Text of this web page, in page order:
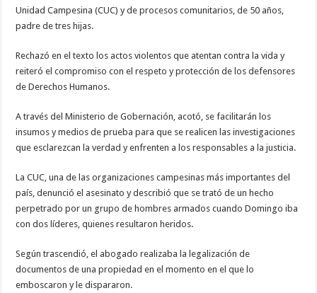
Unidad Campesina (CUC) y de procesos comunitarios, de 50 años,
padre de tres hijas.
Rechazó en el texto los actos violentos que atentan contra la vida y
reiteró el compromiso con el respeto y protección de los defensores
de Derechos Humanos.
A través del Ministerio de Gobernación, acotó, se facilitarán los
insumos y medios de prueba para que se realicen las investigaciones
que esclarezcan la verdad y enfrenten a los responsables a la justicia.
La CUC, una de las organizaciones campesinas más importantes del
país, denunció el asesinato y describió que se trató de un hecho
perpetrado por un grupo de hombres armados cuando Domingo iba
con dos líderes, quienes resultaron heridos.
Según trascendió, el abogado realizaba la legalización de
documentos de una propiedad en el momento en el que lo
emboscaron y le dispararon.